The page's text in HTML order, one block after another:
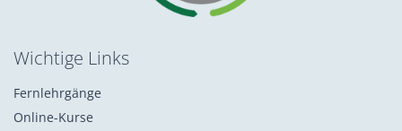
Wichtige Links
Fernlehrgänge
Online-Kurse